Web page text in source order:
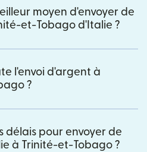
moyen d'envoyer de
et-Tobago d'Italie ?
l'envoi d'argent à
?
délais pour envoyer de
à Trinité-et-Tobago ?